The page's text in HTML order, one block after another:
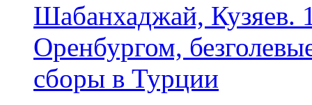
Шабанхаджай, Кузяев.
Оренбургом,
сборы в Турции